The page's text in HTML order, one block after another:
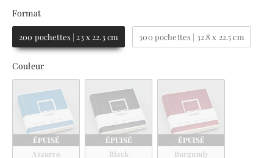
FormatFormat
200 pochettes | 23 x 22.3 cm 300 pochettes | 32.8 x 22.5 cm
CouleurCouleur
ÉPUISÉ
Azzurro
ÉPUISÉ
Black
ÉPUISÉ
Burgundy